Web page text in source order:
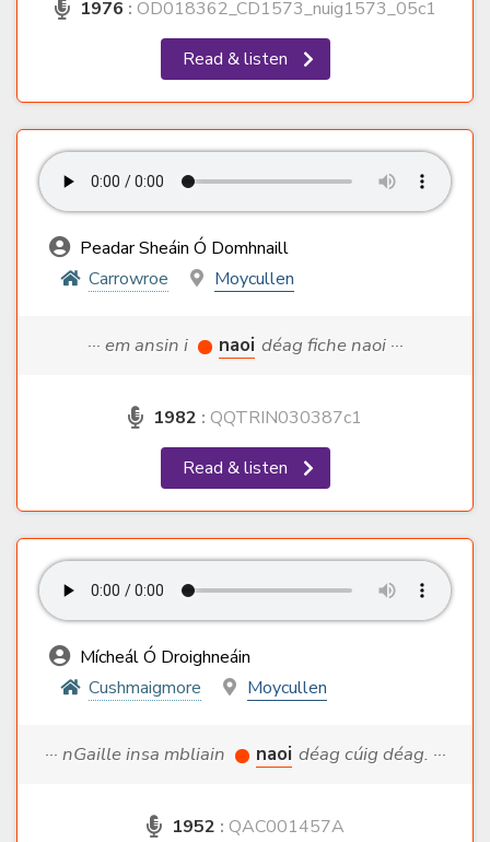
1976 : OD018362_CD1573_nuig1573_05c1
Read & listen
Peadar Sheáin Ó Domhnaill
Carrowroe
Moycullen
··· em ansin i naoi déag fiche naoi ···
1982 : QQTRIN030387c1
Read & listen
Mícheál Ó Droighneáin
Cushmaigmore
Moycullen
··· nGaille insa mbliain naoi déag cúig déag. ···
1952 : QAC001457A